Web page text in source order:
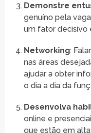
Demonstre
genuíno pela
um fator decisivo
Networking:
nas áreas
ajudar a obter
o dia a dia da
Desenvolva
online e
que estão em